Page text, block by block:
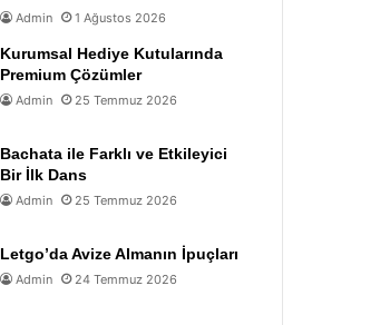
Admin 1 Ağustos 2026
Kurumsal Hediye Kutularında
Premium Çözümler
Admin 25 Temmuz 2026
Bachata ile Farklı ve Etkileyici
Bir İlk Dans
Admin 25 Temmuz 2026
Letgo’da Avize Almanın İpuçları
Admin 24 Temmuz 2026